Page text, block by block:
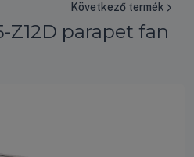
Következő termék
Z12D parapet fan